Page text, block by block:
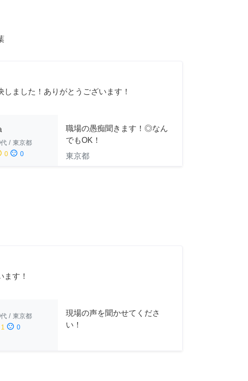
しました！ありがとうございます！
/ 東京都
0 sentiment_dissatisfied 0
職場の愚痴聞きます！◎なん
でもOK！
東京都
ます！
/ 東京都
1 sentiment_dissatisfied 0
現場の声を聞かせてくださ
い！